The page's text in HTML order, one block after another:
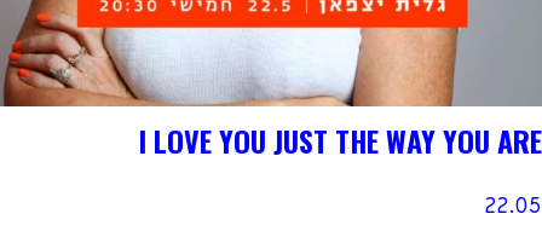
I LOVE YOU JUST THE WAY YOU ARE
22.05